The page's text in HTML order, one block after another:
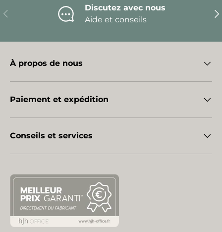
Précédent
Discutez avec nous
Aide et conseils
À propos de nous
Paiement et expédition
Conseils et services